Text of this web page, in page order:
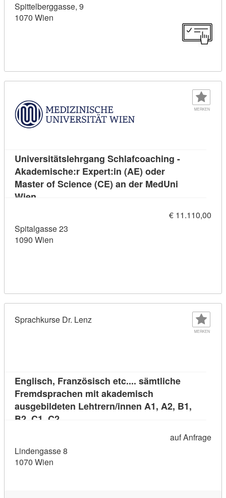
Spittelberggasse, 9
1070 Wien
MERKEN
Universitätslehrgang Schlafcoaching -
Akademische:r Expert:in (AE) oder
Master of Science (CE) an der MedUni
Wien
€ 11.110,00
Spitalgasse 23
1090 Wien
Sprachkurse Dr. Lenz
MERKEN
Englisch, Französisch etc.... sämtliche
Fremdsprachen mit akademisch
ausgebildeten Lehtrern/innen A1, A2, B1,
B2, C1, C2Kursdetail: Englisch, Französisch etc....
auf Anfrage
Lindengasse 8
1070 Wien